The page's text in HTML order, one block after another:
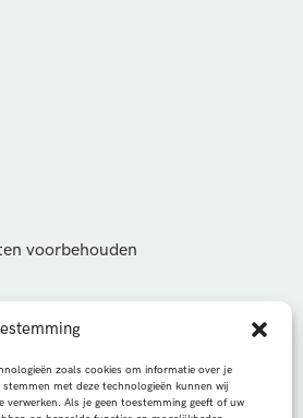
zoals cookies om informatie over je
met deze technologieën kunnen wij
verwerken. Als je geen toestemming geeft of uw
voorbehouden